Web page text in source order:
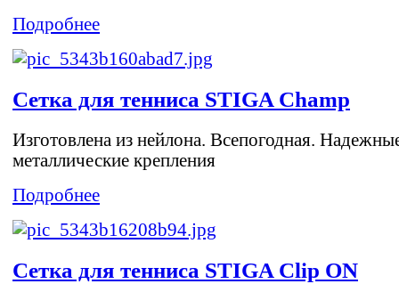
Подробнее
Сетка для тенниса STIGA Champ
Изготовлена из нейлона. Всепогодная.
металлические крепления
Подробнее
Сетка для тенниса STIGA Clip ON